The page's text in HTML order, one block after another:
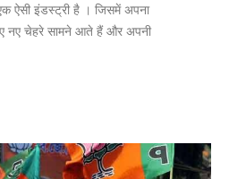
ऐसी इंडस्ट्री है । जिसमें अपना
नए चेहरे सामने आते हैं और अपनी